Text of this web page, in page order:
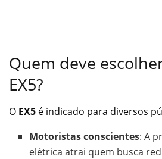
Quem deve
EX5?
O EX5 é indicado para diversos
Motoristas conscientes: A
elétrica atrai quem busca